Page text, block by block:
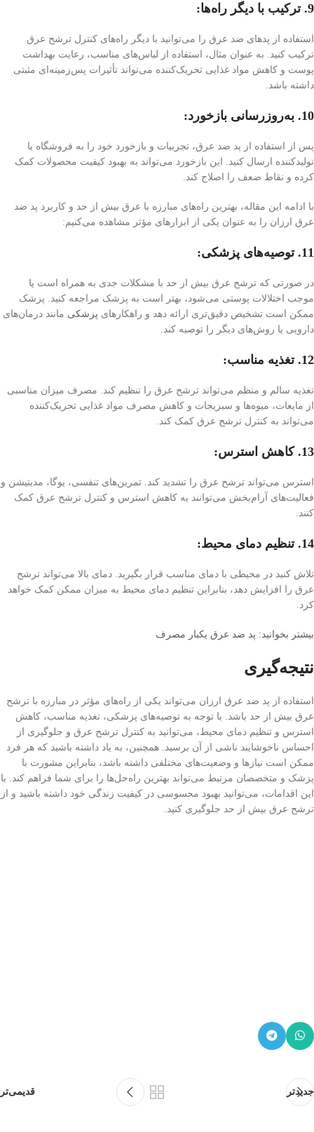
9. ترکیب با دیگر راه‌ها:
استفاده از پدهای ضد عرق را می‌توانید با دیگر راه‌های کنترل ترشح عرق
ترکیب کنید. به عنوان مثال، استفاده از لباس‌های مناسب، رعایت بهداشت
پوست و کاهش مواد غذایی تحریک‌کننده می‌تواند تأثیرات پس‌زمینه‌ای مثبتی
داشته باشد.
10. به‌روزرسانی بازخورد:
پس از استفاده از پد ضد عرق، تجربیات و بازخورد خود را به فروشگاه یا
تولید‌کننده ارسال کنید. این بازخورد می‌تواند به بهبود کیفیت محصولات کمک
کرده و نقاط ضعف را اصلاح کند.
با ادامه این مقاله، بهترین راه‌های مبارزه با عرق بیش از حد و کاربرد پد ضد
عرق ارزان را به عنوان یکی از ابزارهای مؤثر مشاهده می‌کنیم:
11. توصیه‌های پزشکی:
در صورتی که ترشح عرق بیش از حد با مشکلات جدی به همراه است یا
موجب اختلالات پوستی می‌شود، بهتر است به پزشک مراجعه کنید. پزشک
ممکن است تشخیص دقیق‌تری ارائه دهد و راهکارهای پزشکی مانند درمان‌های
دارویی یا روش‌های دیگر را توصیه کند.
12. تغذیه مناسب:
تغذیه سالم و منظم می‌تواند ترشح عرق را تنظیم کند. مصرف میزان مناسبی
از مایعات، میوه‌ها و سبزیجات و کاهش مصرف مواد غذایی تحریک‌کننده
می‌تواند به کنترل ترشح عرق کمک کند.
13. کاهش استرس:
استرس می‌تواند ترشح عرق را تشدید کند. تمرین‌های تنفسی، یوگا، مدیتیشن و
فعالیت‌های آرام‌بخش می‌توانند به کاهش استرس و کنترل ترشح عرق کمک
کنند.
14. تنظیم دمای محیط:
تلاش کنید در محیطی با دمای مناسب قرار بگیرید. دمای بالا می‌تواند ترشح
عرق را افزایش دهد، بنابراین تنظیم دمای محیط به میزان ممکن کمک خواهد
کرد.
بیشتر بخوانید: پد ضد عرق یکبار مصرف
نتیجه‌گیری
استفاده از پد ضد عرق ارزان می‌تواند یکی از راه‌های مؤثر در مبارزه با ترشح
عرق بیش از حد باشد. با توجه به توصیه‌های پزشکی، تغذیه مناسب، کاهش
استرس و تنظیم دمای محیط، می‌توانید به کنترل ترشح عرق و جلوگیری از
احساس ناخوشایند ناشی از آن برسید. همچنین، به یاد داشته باشید که هر فرد
ممکن است نیازها و وضعیت‌های مختلفی داشته باشد، بنابراین مشورت با
پزشک و متخصصان مرتبط می‌تواند بهترین راه‌حل‌ها را برای شما فراهم کند. با
این اقدامات، می‌توانید بهبود محسوسی در کیفیت زندگی خود داشته باشید و از
ترشح عرق بیش از حد جلوگیری کنید.
جدیدتر قدیمی‌تر